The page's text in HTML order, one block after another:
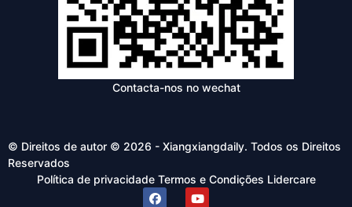
Contacta-nos no wechat
© Direitos de autor © 2026 - Xiangxiangdaily. Todos os Direitos
Reservados
Política de privacidade Termos e Condições Lidercare